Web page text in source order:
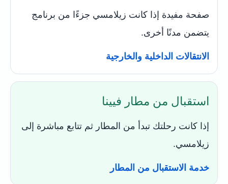
صفحة مفيدة إذا كانت زيلامسي جزءًا من برنامج
يتضمن مدنًا أخرى.
الانتقالات الداخلية والخارجية
استقبال من مطار فيينا
إذا كانت رحلتك تبدأ من المطار ثم تتابع مباشرة إلى
زيلامسي.
خدمة الاستقبال من المطار